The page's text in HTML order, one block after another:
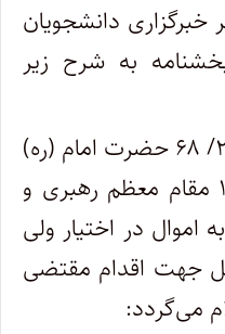
دانشجویان
به شرح زیر
«با توجه به حکم مورخ ۶/ ۲/ ۶۸ حضرت امام (ره)
و حکم مورخ ۱۶ /۶/ ۱۳۶۸ مقام معظم رهبری و
اموال در اختیار ولی
جهت اقدام مقتضی
می‌گردد: